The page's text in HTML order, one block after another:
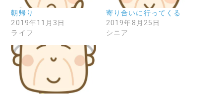
朝帰り
2019年11月3日
ライフ
寄り合いに行ってくる
2019年8月25日
シニア